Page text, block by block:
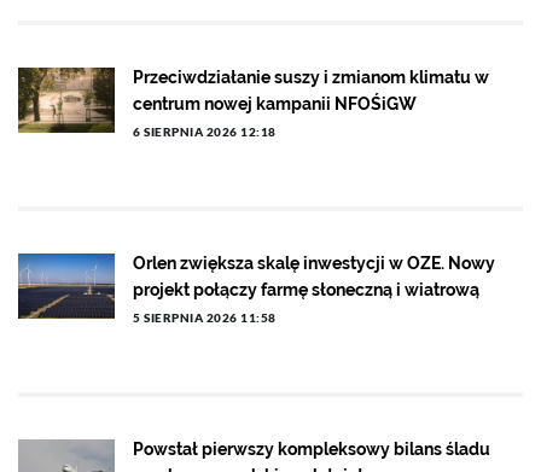
Przeciwdziałanie suszy i zmianom klimatu w
centrum nowej kampanii NFOŚiGW
6 SIERPNIA 2026 12:18
Orlen zwiększa skalę inwestycji w OZE. Nowy
projekt połączy farmę słoneczną i wiatrową
5 SIERPNIA 2026 11:58
Powstał pierwszy kompleksowy bilans śladu